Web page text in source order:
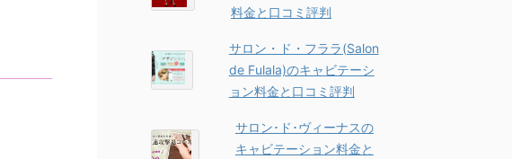
料金と口コミ評判
サロン・ド・フララ(Salon
de Fulala)のキャビテーシ
ョン料金と口コミ評判
サロン･ド･ヴィーナスの
キャビテーション料金と